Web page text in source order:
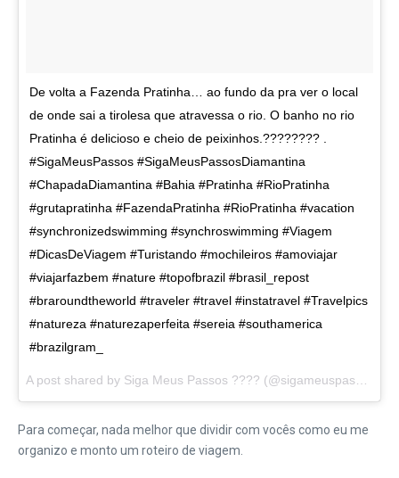
De volta a Fazenda Pratinha… ao fundo da pra ver o local
de onde sai a tirolesa que atravessa o rio. O banho no rio
Pratinha é delicioso e cheio de peixinhos.???????? .
#SigaMeusPassos #SigaMeusPassosDiamantina
#ChapadaDiamantina #Bahia #Pratinha #RioPratinha
#grutapratinha #FazendaPratinha #RioPratinha #vacation
#synchronizedswimming #synchroswimming #Viagem
#DicasDeViagem #Turistando #mochileiros #amoviajar
#viajarfazbem #nature #topofbrazil #brasil_repost
#braroundtheworld #traveler #travel #instatravel #Travelpics
#natureza #naturezaperfeita #sereia #southamerica
#brazilgram_
Para começar, nada melhor que dividir com vocês como eu me
organizo e monto um roteiro de viagem.